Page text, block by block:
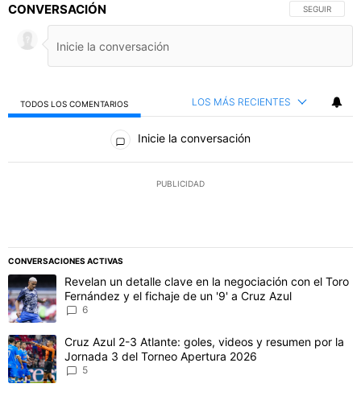
CONVERSACIÓN SIGA ESTA
SEGUIR
TODOS LOS COMENTARIOS LOS MÁS RECIENTES
Todos los comentarios
Inicie la conversación
PUBLICIDAD
CONVERSACIONES ACTIVAS
Este listado muestra los artículos con más comentarios en los
Un artículo de tendencia con el título "Revelan un detalle clave
Revelan un detalle clave en la negociación con el Toro
Fernández y el fichaje de un '9' a Cruz Azul
6
Un artículo de tendencia con el título "Cruz Azul 2-3 Atlante:
Cruz Azul 2-3 Atlante: goles, videos y resumen por la
Jornada 3 del Torneo Apertura 2026
5